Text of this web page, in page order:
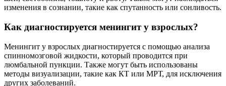
изменения в сознании, такие как спутанность или сонливость.
Как диагностируется менингит у взрослых?
Менингит у взрослых диагностируется с помощью анализа
спинномозговой жидкости, который проводится при
люмбальной пункции. Также могут быть использованы
методы визуализации, такие как КТ или МРТ, для исключения
других заболеваний.